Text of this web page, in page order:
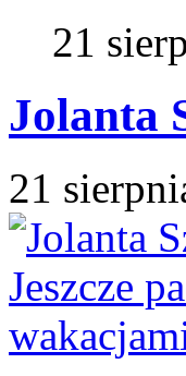
21
Jolanta
21